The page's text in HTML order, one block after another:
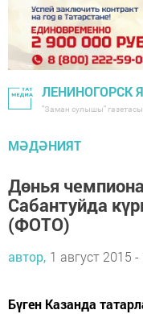
ЛЕНИНОГОРСК
"Заман сулышы"
МӘДӘНИЯТ
Дөнья
Сабантуйда
(ФОТО)
автор, 1 август 2015 -
Бүген Казанда